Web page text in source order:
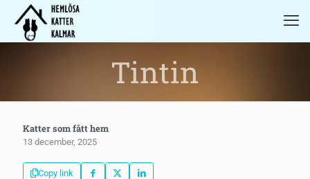
Tintin
Katter som fått hem
13 december, 2025
Copy link